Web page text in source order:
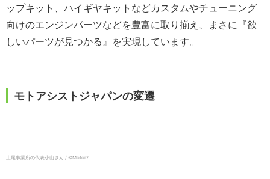
ップキット、ハイギヤキットなどカスタムやチューニング
向けのエンジンパーツなどを豊富に取り揃え、まさに『欲
しいパーツが見つかる』を実現しています。
モトアシストジャパンの変遷
上尾事業所の代表小山さん / ©️Motorz